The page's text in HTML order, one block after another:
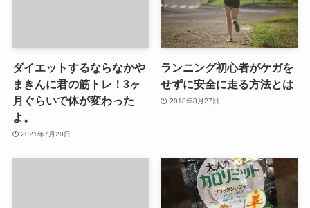
ダイエットするならなかや
まきんに君の筋トレ！3ヶ
月ぐらいで体が変わった
よ。
2021年7月20日
ランニング初心者がケガを
せずに安全に走る方法とは
2018年8月27日